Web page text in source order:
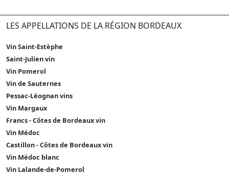
LES APPELLATIONS DE LA RÉGION BORDEAUX
Vin Saint-Estèphe
Saint-Julien vin
Vin Pomerol
Vin de Sauternes
Pessac-Léognan vins
Vin Margaux
Francs - Côtes de Bordeaux vin
Vin Médoc
Castillon - Côtes de Bordeaux vin
Vin Médoc blanc
Vin Lalande-de-Pomerol